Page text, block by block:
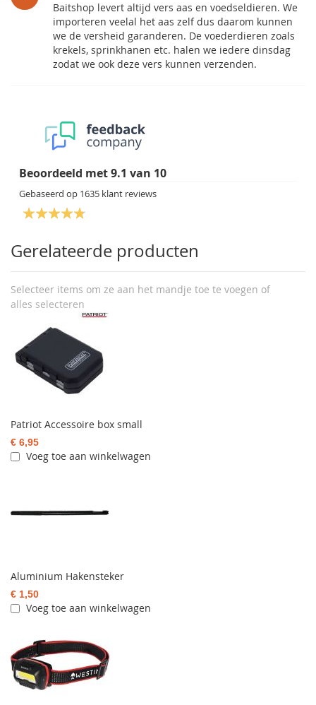
Baitshop levert altijd vers aas en voedseldieren. We
importeren veelal het aas zelf dus daarom kunnen
we de versheid garanderen. De voederdieren zoals
krekels, sprinkhanen etc. halen we iedere dinsdag
zodat we ook deze vers kunnen verzenden.
Beoordeeld met9.1 van 10
Gebaseerd op 1635 klant reviews
Gerelateerde producten
Selecteer items om ze aan het mandje toe te voegen of
alles selecteren
Patriot Accessoire box small
€ 6,95
Voeg toe aan winkelwagen
Aluminium Hakensteker
€ 1,50
Voeg toe aan winkelwagen